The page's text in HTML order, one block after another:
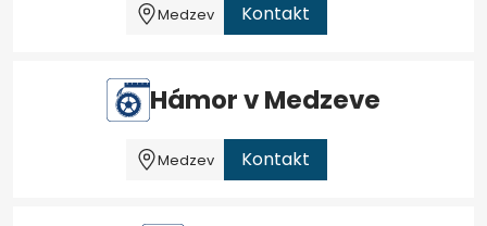
Medzev Kontakt
Hámor v Medzeve
Medzev Kontakt